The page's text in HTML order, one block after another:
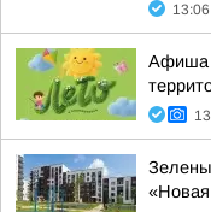
13:06
Афиша